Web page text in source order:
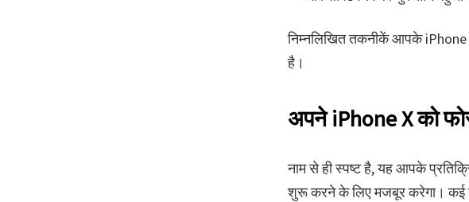
निम्नलिखित तकनीकें आपके iPhone
है।
अपने iPhone X को
नाम से ही स्पष्ट है, यह आपके
शुरू करने के लिए मजबूर करेगा। कई